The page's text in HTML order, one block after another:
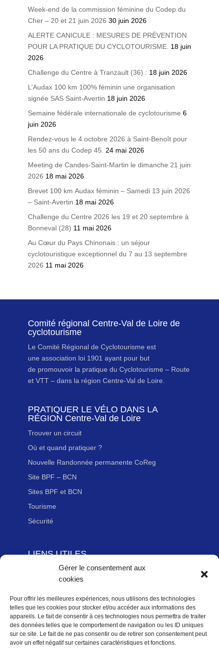
Gérer le consentement aux
cookies
Pour offrir les meilleures expériences, nous utilisons des technologies
telles que les cookies pour stocker et/ou accéder aux informations des
appareils. Le fait de consentir à ces technologies nous permettra de traiter
des données telles que le comportement de navigation ou les ID uniques
sur ce site. Le fait de ne pas consentir ou de retirer son consentement peut
avoir un effet négatif sur certaines caractéristiques et fonctions.
Week-end de la commission féminine du Codep du
Cher – 20 et 21 juin 2026 30 juin 2026
ALERTE CANICULE : MESURES DE PRÉVENTION
POUR LA PRATIQUE DU CYCLOTOURISME. 18 juin
2026
Challenge du Centre à Tranzault (36) : 18 juin 2026
L’Audax 100 km 100% féminin une organisation
signée SAS Saint-Avertin 18 juin 2026
Semaine fédérale internationale de cyclotourisme 6
juin 2026
Rendez-vous le 4 octobre 2026 à Saint-Benoît pour
les 50 ans du Codep 45.
24 mai 2026
Meeting de Candes-Saint-Martin le dimanche 21 juin
2026 18 mai 2026
Brevet 100 km Audax féminin – Samedi 13 juin 2026
– Saint-Avertin 18 mai 2026
Challenge du Centre 2026 les 19 et 20 septembre à
Bonneval (28) 11 mai 2026
Au Cœur du Pays Chinonais : un séjour
cyclotouristique exceptionnel du 7 au 13 septembre
2026 11 mai 2026
Comité régional Centre-Val de Loire de
cyclotourisme
Le Comité Régional de Cyclotourisme est
une association loi 1901 ayant pour but
de promouvoir la pratique du Cyclotourisme – Route
et VTT – dans la région Centre-Val de Loire.
PRATIQUER LE VÉLO DANS LA
RÉGION Centre-Val de Loire
Trouver un circuit
Où et quand pratiquer ?
Nouvelle Randonnée permanente CoReg
Site BPF – BCN
Sites BPF et BCN
Tourisme
Sécurité
LIENS UTILES
Adhérer à la Fédération Française de cyclotourisme
Newsletter
Mentions légales
Politique des données personnelles
Politique de cookies (UE)